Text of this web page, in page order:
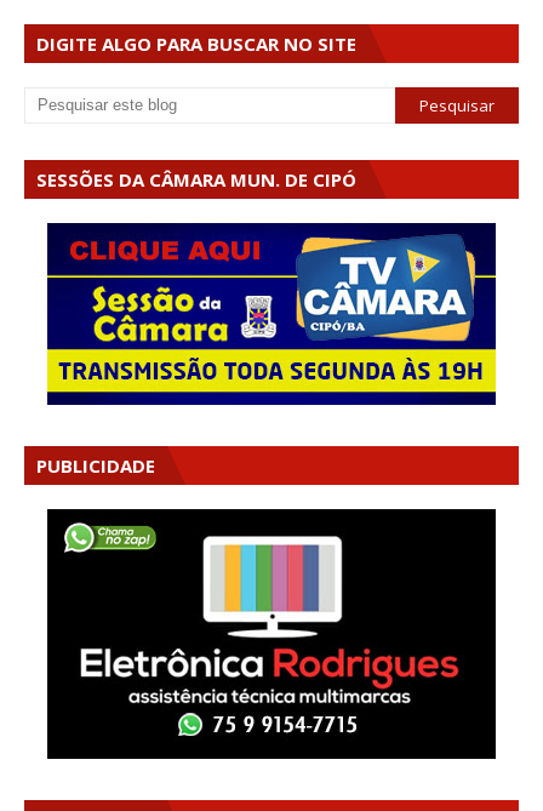
DIGITE ALGO PARA BUSCAR NO SITE
SESSÕES DA CÂMARA MUN. DE CIPÓ
PUBLICIDADE